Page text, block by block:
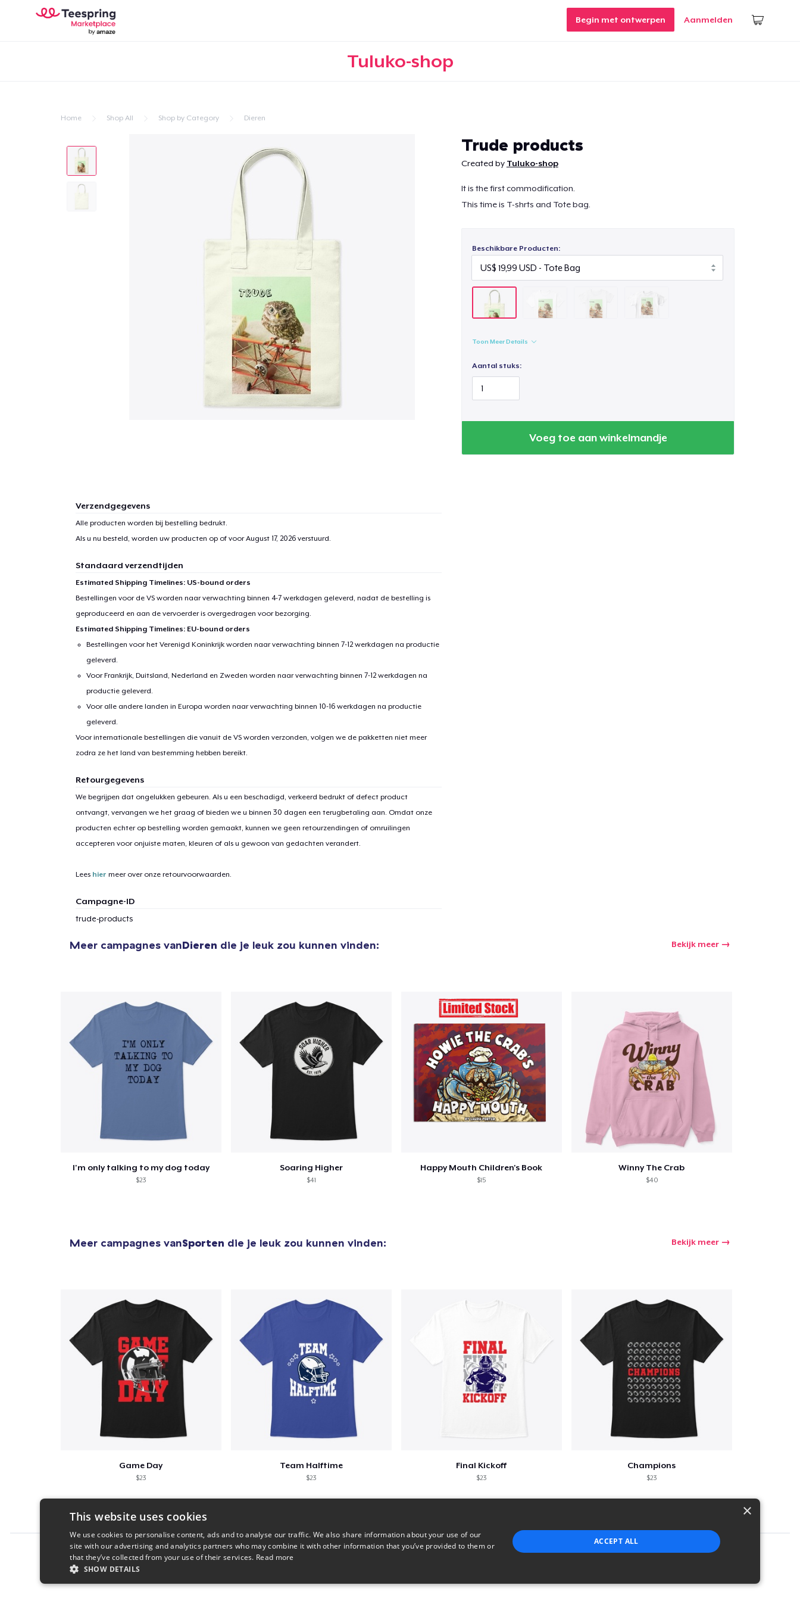
Begin met ontwerpen Aanmelden
Tuluko-shop
Home Shop All Shop by Category Dieren
Trude products
Created by Tuluko-shop
It is the first commodification.
This time is T-shrts and Tote bag.
Beschikbare Producten:
Toon Meer Details
Aantal stuks:
Voeg toe aan winkelmandje
Verzendgegevens
Alle producten worden bij bestelling bedrukt.
Als u nu besteld, worden uw producten op of voorAugust 17, 2026verstuurd.
Standaard verzendtijden
Estimated Shipping Timelines: US-bound orders
Bestellingen voor de VS worden naar verwachting binnen 4-7 werkdagen geleverd, nadat de bestelling is
geproduceerd en aan de vervoerder is overgedragen voor bezorging.
Estimated Shipping Timelines: EU-bound orders
Bestellingen voor het Verenigd Koninkrijk worden naar verwachting binnen 7-12 werkdagen na productie
geleverd.
Voor Frankrijk, Duitsland, Nederland en Zweden worden naar verwachting binnen 7-12 werkdagen na
productie geleverd.
Voor alle andere landen in Europa worden naar verwachting binnen 10-16 werkdagen na productie
geleverd.
Voor internationale bestellingen die vanuit de VS worden verzonden, volgen we de pakketten niet meer
zodra ze het land van bestemming hebben bereikt.
Retourgegevens
We begrijpen dat ongelukken gebeuren. Als u een beschadigd, verkeerd bedrukt of defect product
ontvangt, vervangen we het graag of bieden we u binnen 30 dagen een terugbetaling aan. Omdat onze
producten echter op bestelling worden gemaakt, kunnen we geen retourzendingen of omruilingen
accepteren voor onjuiste maten, kleuren of als u gewoon van gedachten verandert.
Lees hier meer over onze retourvoorwaarden.
Campagne-ID
trude-products
Meer campagnes vanDieren die je leuk zou kunnen vinden: Bekijk meer
I'm only talking to my dog today
$23
Soaring Higher
$41
Happy Mouth Children's Book
$15
Winny The Crab
$40
Meer campagnes vanSporten die je leuk zou kunnen vinden: Bekijk meer
Game Day
$23
Team Halftime
$23
Final Kickoff
$23
Champions
$23
Report this product
1item aan winkelwagen toegevoegd
US$ 21,99
Women's Comfort Tee
US$ 22,99
×
This website uses cookies
We use cookies to personalise content, ads and to analyse our traffic. We also share information about your use of our
site with our advertising and analytics partners who may combine it with other information that you’ve provided to them or
that they’ve collected from your use of their services. Read more
SHOW DETAILS
ACCEPT ALL